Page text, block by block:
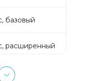
базовый
расширенный
скрининг